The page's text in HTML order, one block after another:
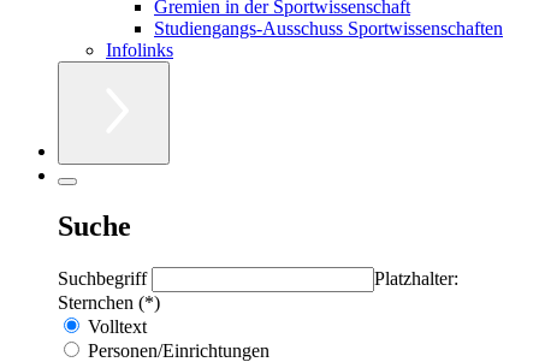
Gremien in der Sportwissenschaft
Studiengangs-Ausschuss Sportwissenschaften
Infolinks
Suche
Suchbegriff
Platzhalter:
Sternchen (*)
Volltext
Personen/Einrichtungen